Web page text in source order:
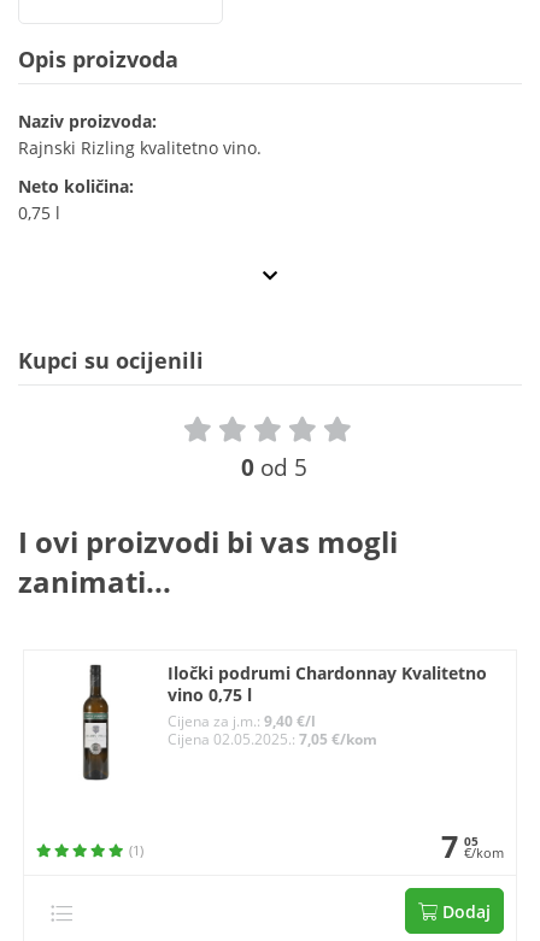
Opis proizvoda
Naziv proizvoda:
Rajnski Rizling kvalitetno vino.
Neto količina:
0,75 l
Kupci su ocijenili
0 od 5
I ovi proizvodi bi vas mogli
zanimati...
Iločki podrumi Chardonnay Kvalitetno
vino 0,75 l
Cijena za j.m.: 9,40 €/l
Cijena 02.05.2025.: 7,05 €/kom
(1) 7 05
€/kom
Dodaj